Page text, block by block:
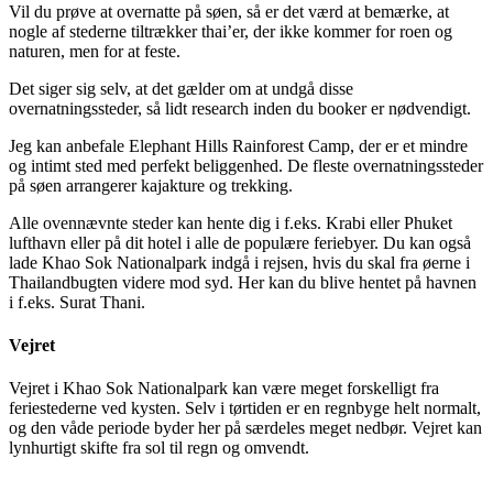
Vil du prøve at overnatte på søen, så er det værd at bemærke, at
nogle af stederne tiltrækker thai’er, der ikke kommer for roen og
naturen, men for at feste.
Det siger sig selv, at det gælder om at undgå disse
overnatningssteder, så lidt research inden du booker er nødvendigt.
Jeg kan anbefale Elephant Hills Rainforest Camp, der er et mindre
og intimt sted med perfekt beliggenhed. De fleste overnatningssteder
på søen arrangerer kajakture og trekking.
Alle ovennævnte steder kan hente dig i f.eks. Krabi eller Phuket
lufthavn eller på dit hotel i alle de populære feriebyer. Du kan også
lade Khao Sok Nationalpark indgå i rejsen, hvis du skal fra øerne i
Thailandbugten videre mod syd. Her kan du blive hentet på havnen
i f.eks. Surat Thani.
Vejret
Vejret i Khao Sok Nationalpark kan være meget forskelligt fra
feriestederne ved kysten. Selv i tørtiden er en regnbyge helt normalt,
og den våde periode byder her på særdeles meget nedbør. Vejret kan
lynhurtigt skifte fra sol til regn og omvendt.